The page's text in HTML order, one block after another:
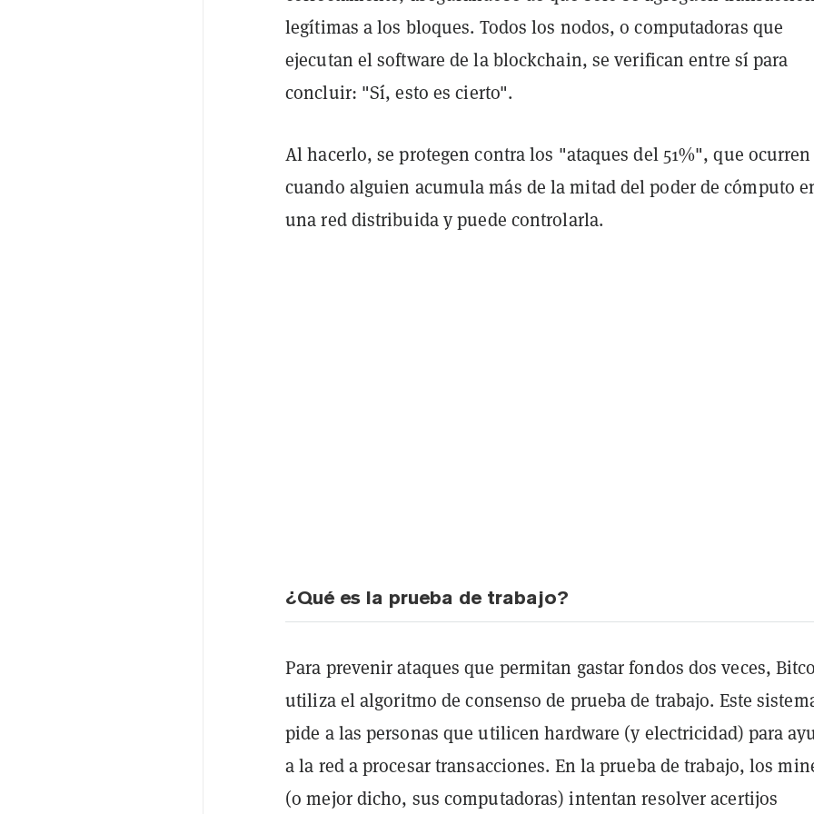
legítimas a los bloques. Todos los nodos, o computadoras que
ejecutan el software de la blockchain, se verifican entre sí para
concluir: "Sí, esto es cierto".
Al hacerlo, se protegen contra los "ataques del 51%", que ocurren
cuando alguien acumula más de la mitad del poder de cómputo
una red distribuida y puede controlarla.
¿Qué es la prueba de trabajo?
Para prevenir ataques que permitan gastar fondos dos veces,
utiliza el algoritmo de consenso de prueba de trabajo. Este
pide a las personas que utilicen hardware (y electricidad) para
a la red a procesar transacciones. En la prueba de trabajo, los
(o mejor dicho, sus computadoras) intentan resolver acertijos